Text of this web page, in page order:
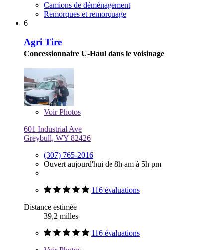
Camions de déménagement
Remorques et remorquage
6
Agri Tire
Concessionnaire U-Haul dans le voisinage
VoirPhotos
601 Industrial Ave
Greybull, WY 82426
(307) 765-2016
Ouvert aujourd'hui de 8h am à 5h pm
116 évaluations
Distance estimée
39,2 milles
116 évaluations